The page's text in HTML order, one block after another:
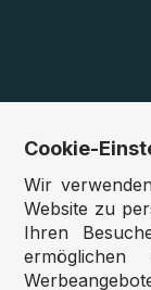
Cookie-
Wir
Website zu
Ihren